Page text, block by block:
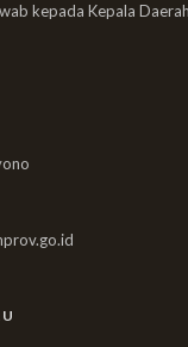
kepada Kepala